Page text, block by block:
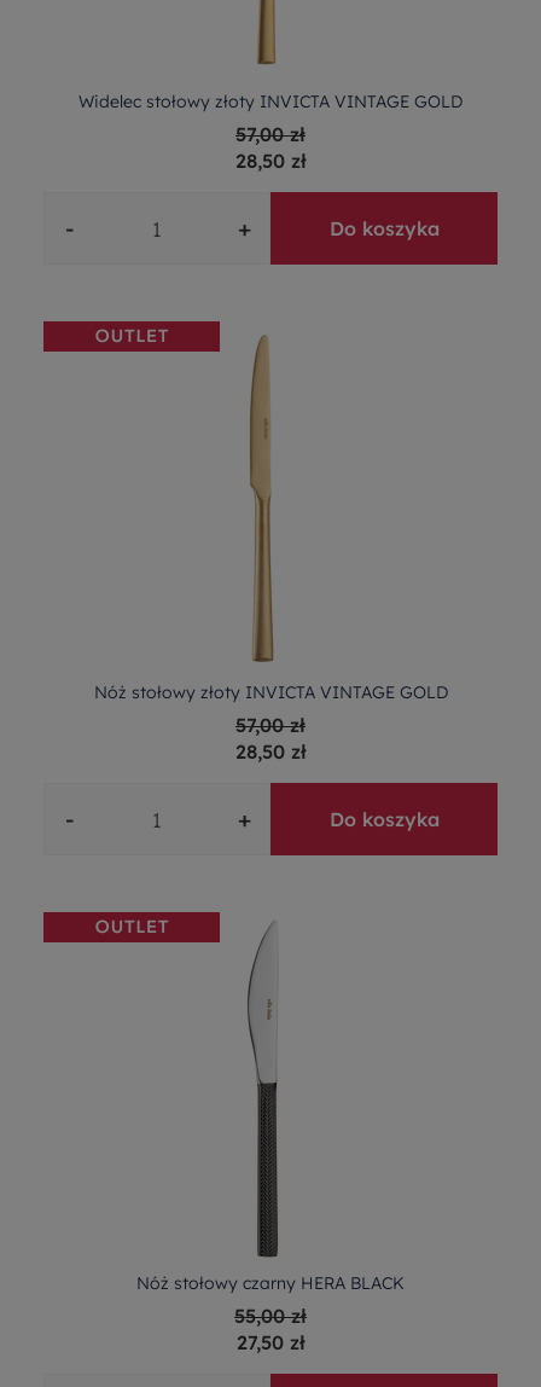
Widelec stołowy złoty INVICTA VINTAGE GOLD
57,00 zł
28,50 zł
- + Do koszyka
Nóż stołowy złoty INVICTA VINTAGE GOLD
57,00 zł
28,50 zł
- + Do koszyka
Nóż stołowy czarny HERA BLACK
55,00 zł
27,50 zł